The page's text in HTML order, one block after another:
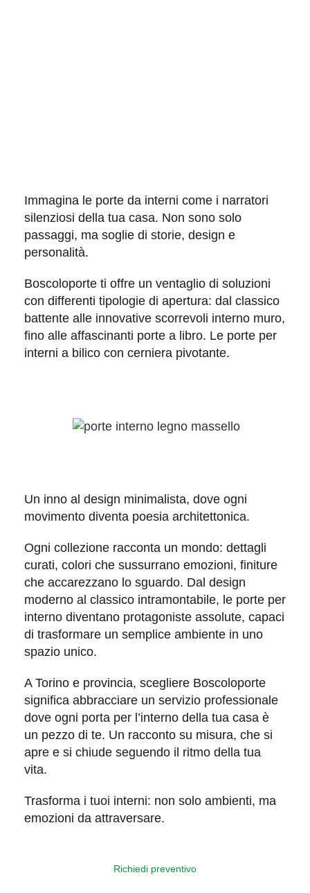
Immagina le porte da interni come i narratori
silenziosi della tua casa. Non sono solo
passaggi, ma soglie di storie, design e
personalità.
Boscoloporte ti offre un ventaglio di soluzioni
con differenti tipologie di apertura: dal classico
battente alle innovative scorrevoli interno muro,
fino alle affascinanti porte a libro. Le porte per
interni a bilico con cerniera pivotante.
Un inno al design minimalista, dove ogni
movimento diventa poesia architettonica.
Ogni collezione racconta un mondo: dettagli
curati, colori che sussurrano emozioni, finiture
che accarezzano lo sguardo. Dal design
moderno al classico intramontabile, le porte per
interno diventano protagoniste assolute, capaci
di trasformare un semplice ambiente in uno
spazio unico.
A Torino e provincia, scegliere Boscoloporte
significa abbracciare un servizio professionale
dove ogni porta per l’interno della tua casa è
un pezzo di te. Un racconto su misura, che si
apre e si chiude seguendo il ritmo della tua
vita.
Trasforma i tuoi interni: non solo ambienti, ma
emozioni da attraversare.
Richiedi preventivo